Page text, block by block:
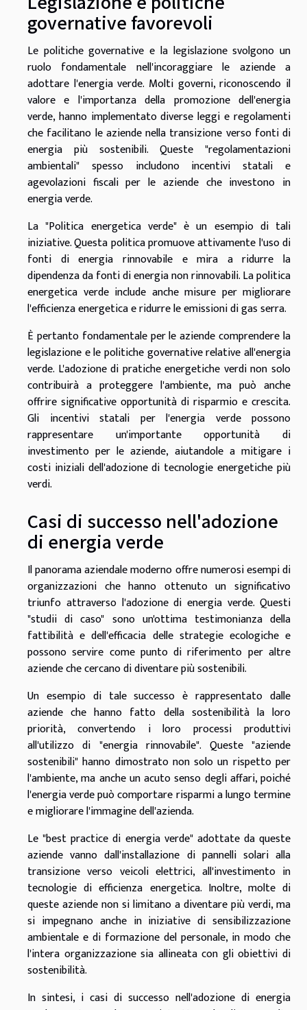
governative favorevoli
Le politiche governative e la legislazione svolgono un
ruolo fondamentale nell'incoraggiare le aziende a
adottare l'energia verde. Molti governi, riconoscendo il
valore e l'importanza della promozione dell'energia
verde, hanno implementato diverse leggi e regolamenti
che facilitano le aziende nella transizione verso fonti di
energia più sostenibili. Queste "regolamentazioni
ambientali" spesso includono incentivi statali e
agevolazioni fiscali per le aziende che investono in
energia verde.
La "Politica energetica verde" è un esempio di tali
iniziative. Questa politica promuove attivamente l'uso di
fonti di energia rinnovabile e mira a ridurre la
dipendenza da fonti di energia non rinnovabili. La politica
energetica verde include anche misure per migliorare
l'efficienza energetica e ridurre le emissioni di gas serra.
È pertanto fondamentale per le aziende comprendere la
legislazione e le politiche governative relative all'energia
verde. L'adozione di pratiche energetiche verdi non solo
contribuirà a proteggere l'ambiente, ma può anche
offrire significative opportunità di risparmio e crescita.
Gli incentivi statali per l'energia verde possono
rappresentare un'importante opportunità di
investimento per le aziende, aiutandole a mitigare i
costi iniziali dell'adozione di tecnologie energetiche più
verdi.
Casi di successo nell'adozione
di energia verde
Il panorama aziendale moderno offre numerosi esempi di
organizzazioni che hanno ottenuto un significativo
triunfo attraverso l'adozione di energia verde. Questi
"studii di caso" sono un'ottima testimonianza della
fattibilità e dell'efficacia delle strategie ecologiche e
possono servire come punto di riferimento per altre
aziende che cercano di diventare più sostenibili.
Un esempio di tale successo è rappresentato dalle
aziende che hanno fatto della sostenibilità la loro
priorità, convertendo i loro processi produttivi
all'utilizzo di "energia rinnovabile". Queste "aziende
sostenibili" hanno dimostrato non solo un rispetto per
l'ambiente, ma anche un acuto senso degli affari, poiché
l'energia verde può comportare risparmi a lungo termine
e migliorare l'immagine dell'azienda.
Le "best practice di energia verde" adottate da queste
aziende vanno dall'installazione di pannelli solari alla
transizione verso veicoli elettrici, all'investimento in
tecnologie di efficienza energetica. Inoltre, molte di
queste aziende non si limitano a diventare più verdi, ma
si impegnano anche in iniziative di sensibilizzazione
ambientale e di formazione del personale, in modo che
l'intera organizzazione sia allineata con gli obiettivi di
sostenibilità.
In sintesi, i casi di successo nell'adozione di energia